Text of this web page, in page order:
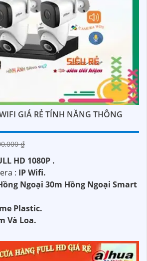
GIÁ RẺ TÍNH NĂNG THÔNG
₫
HD 1080P .
: IP Wifi.
Ngoại 30m Hồng Ngoại Smart
Plastic.
Và Loa.